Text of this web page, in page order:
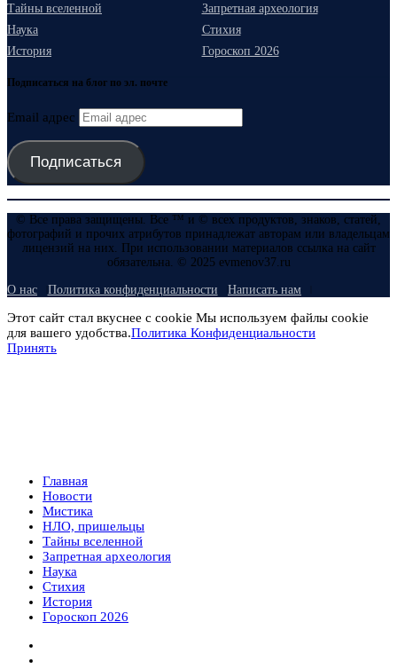
Тайны вселенной
Запретная археология
Наука
Стихия
История
Гороскоп 2026
Подписаться на блог по эл. почте
Email адрес
Подписаться
© Все права защищены. Все ™ и © всех продуктов, знаков, статей,
фотографий и прочих атрибутов принадлежат авторам или владельцам
лицензий на них. При использовании материалов ссылка на сайт
обязательна. © 2025 evmenov37.ru
О нас Политика конфиденциальности Написать нам
Этот сайт стал вкуснее с cookie Мы используем файлы cookie
для вашего удобства.Политика Конфиденциальности
Принять
Главная
Новости
Мистика
НЛО, пришельцы
Тайны вселенной
Запретная археология
Наука
Стихия
История
Гороскоп 2026